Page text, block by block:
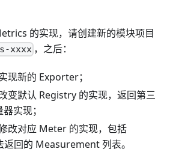
的实现，请创建新的模块项目
xxxx ，之后：
现新的 Exporter；
变默认 Registry 的实现，返回第三
实现；
改对应 Meter 的实现，包括
返回的 Measurement 列表。